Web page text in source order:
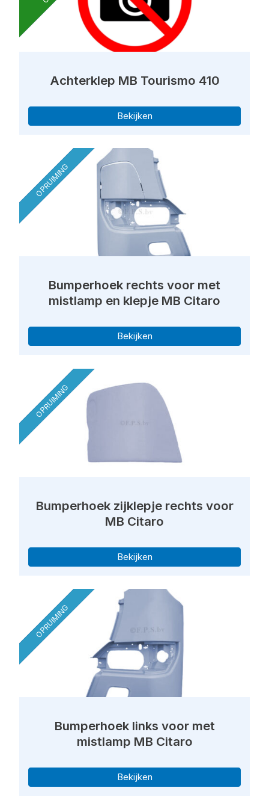
Achterklep MB Tourismo 410
Bekijken
OPRUIMING
Bumperhoek rechts voor met
mistlamp en klepje MB Citaro
Bekijken
OPRUIMING
Bumperhoek zijklepje rechts voor
MB Citaro
Bekijken
OPRUIMING
Bumperhoek links voor met
mistlamp MB Citaro
Bekijken